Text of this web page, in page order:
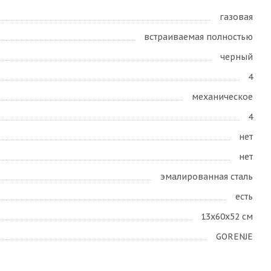
газовая
встраиваемая полностью
черный
4
механическое
4
нет
нет
эмалированная сталь
есть
13х60х52 см
GORENJE